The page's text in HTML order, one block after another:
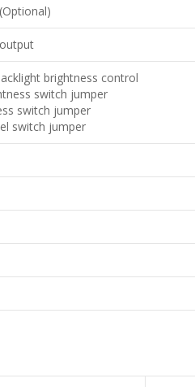
brightness control
switch jumper
switch jumper
switch jumper